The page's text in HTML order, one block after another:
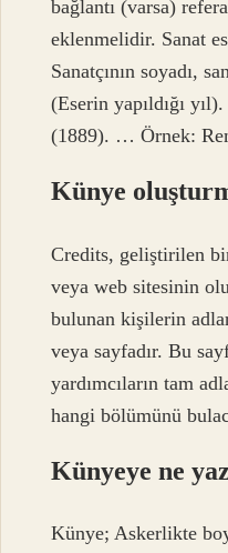
bağlantı (varsa)
eklenmelidir. Sanat
Sanatçının soyadı,
(Eserin yapıldığı
(1889). … Örnek:
Künye
Credits, geliştirilen
veya web sitesinin
bulunan kişilerin
veya sayfadır. Bu
yardımcıların tam
hangi bölümünü
Künyeye ne
Künye; Askerlikte